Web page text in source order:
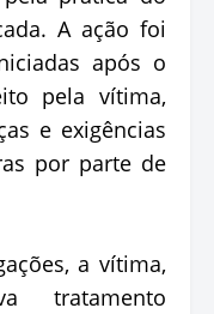
A ação foi
após o
pela vítima,
e exigências
por parte de
a vítima,
tratamento